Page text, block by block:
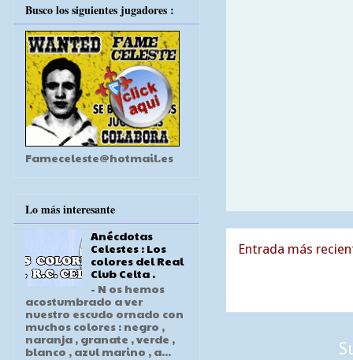
Entrada más
Busco los siguientes jugadores :
Fameceleste@hotmail.es
Lo más interesante
Anécdotas
Celestes : Los
colores del Real
Club Celta .
- N os hemos
acostumbrado a ver
nuestro escudo ornado con
muchos colores : negro ,
naranja , granate , verde ,
blanco , azul marino , a...